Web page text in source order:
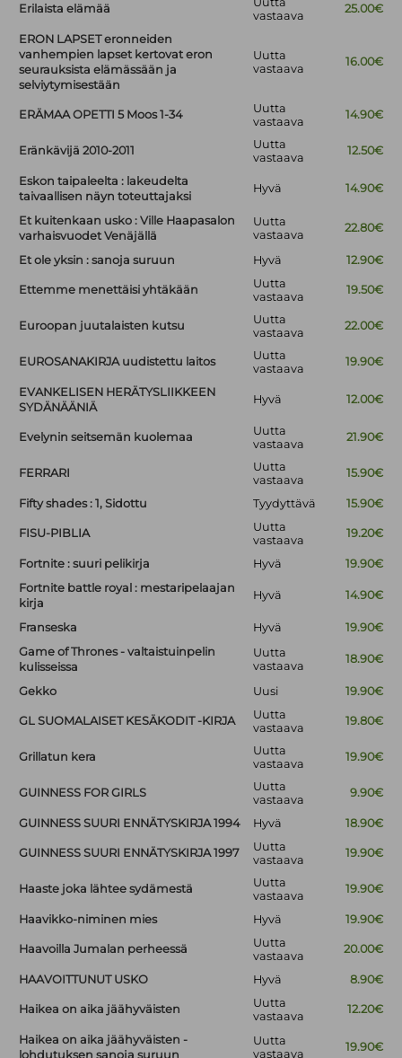
Erilaista elämää
vastaava
25.00€
ERON LAPSET eronneiden
vanhempien lapset kertovat eron
seurauksista elämässään ja
selviytymisestään
Uutta
vastaava
16.00€
ERÄMAA OPETTI 5 Moos 1-34
Uutta
vastaava
14.90€
Eränkävijä 2010-2011
Uutta
vastaava
12.50€
Eskon taipaleelta : lakeudelta
taivaallisen näyn toteuttajaksi
Hyvä 14.90€
Et kuitenkaan usko : Ville Haapasalon
varhaisvuodet Venäjällä
Uutta
vastaava
22.80€
Et ole yksin : sanoja suruun Hyvä 12.90€
Ettemme menettäisi yhtäkään
Uutta
vastaava
19.50€
Euroopan juutalaisten kutsu
Uutta
vastaava
22.00€
EUROSANAKIRJA uudistettu laitos
Uutta
vastaava
19.90€
EVANKELISEN HERÄTYSLIIKKEEN
SYDÄNÄÄNIÄ
Hyvä 12.00€
Evelynin seitsemän kuolemaa
Uutta
vastaava
21.90€
FERRARI
Uutta
vastaava
15.90€
Fifty shades : 1, Sidottu Tyydyttävä 15.90€
FISU-PIBLIA
Uutta
vastaava
19.20€
Fortnite : suuri pelikirja Hyvä
19.90€
Fortnite battle royal : mestaripelaajan
kirja
Hyvä 14.90€
Franseska Hyvä
19.90€
Game of Thrones - valtaistuinpelin
kulisseissa
Uutta
vastaava
18.90€
Gekko Uusi 19.90€
GL SUOMALAISET KESÄKODIT -KIRJA
Uutta
vastaava
19.80€
Grillatun kera
Uutta
vastaava
19.90€
GUINNESS FOR GIRLS
Uutta
vastaava
9.90€
GUINNESS SUURI ENNÄTYSKIRJA 1994 Hyvä 18.90€
GUINNESS SUURI ENNÄTYSKIRJA 1997
Uutta
vastaava
19.90€
Haaste joka lähtee sydämestä
Uutta
vastaava
19.90€
Haavikko-niminen mies Hyvä 19.90€
Haavoilla Jumalan perheessä
Uutta
vastaava
20.00€
HAAVOITTUNUT USKO Hyvä 8.90€
Haikea on aika jäähyväisten
Uutta
vastaava
12.20€
Haikea on aika jäähyväisten -
lohdutuksen sanoja suruun
Uutta
vastaava
19.90€